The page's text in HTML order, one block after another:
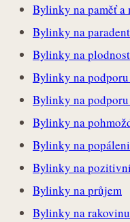
Bylinky na paměť a
Bylinky na
Bylinky na plodnost
Bylinky na podporu
Bylinky na
Bylinky na
Bylinky na
Bylinky na
Bylinky na průjem
Bylinky na rakovinu